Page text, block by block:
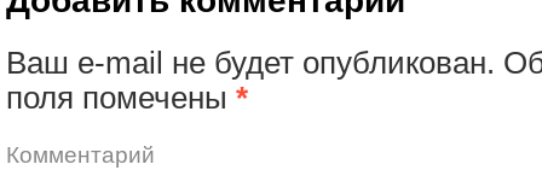
Ваш e-mail не будет опубликован.
поля помечены *
Комментарий